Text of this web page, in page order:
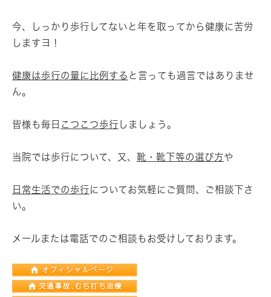
今、しっかり歩行してないと年を取ってから健康に苦労
しますヨ！
健康は歩行の量に比例する と言っても過言ではありませ
ん。
皆様も毎日 こつこつ歩行 しましょう。
当院では歩行について、又、 靴・靴下等の選び方や
日常生活での歩行についてお気軽にご質問、ご相談下さ
い。
メールまたは電話でのご相談もお受けしております。